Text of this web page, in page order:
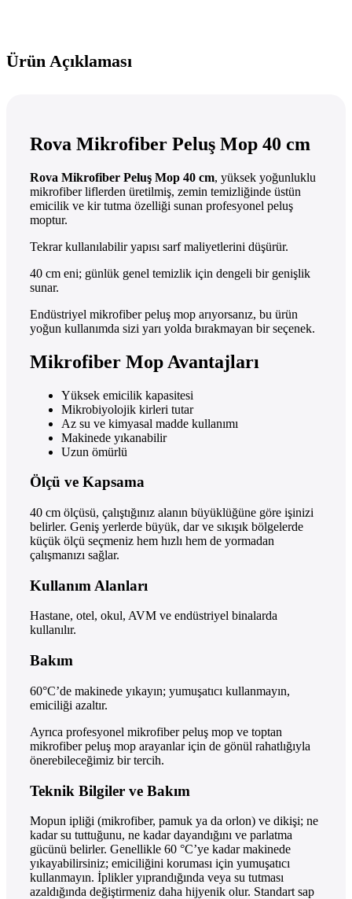
Ürün Açıklaması
Rova Mikrofiber Peluş Mop 40 cm
Rova Mikrofiber Peluş Mop 40 cm, yüksek yoğunluklu
mikrofiber liflerden üretilmiş, zemin temizliğinde üstün
emicilik ve kir tutma özelliği sunan profesyonel peluş
moptur.
Tekrar kullanılabilir yapısı sarf maliyetlerini düşürür.
40 cm eni; günlük genel temizlik için dengeli bir genişlik
sunar.
Endüstriyel mikrofiber peluş mop arıyorsanız, bu ürün
yoğun kullanımda sizi yarı yolda bırakmayan bir seçenek.
Mikrofiber Mop Avantajları
Yüksek emicilik kapasitesi
Mikrobiyolojik kirleri tutar
Az su ve kimyasal madde kullanımı
Makinede yıkanabilir
Uzun ömürlü
Ölçü ve Kapsama
40 cm ölçüsü, çalıştığınız alanın büyüklüğüne göre işinizi
belirler. Geniş yerlerde büyük, dar ve sıkışık bölgelerde
küçük ölçü seçmeniz hem hızlı hem de yormadan
çalışmanızı sağlar.
Kullanım Alanları
Hastane, otel, okul, AVM ve endüstriyel binalarda
kullanılır.
Bakım
60°C’de makinede yıkayın; yumuşatıcı kullanmayın,
emiciliği azaltır.
Ayrıca profesyonel mikrofiber peluş mop ve toptan
mikrofiber peluş mop arayanlar için de gönül rahatlığıyla
önerebileceğimiz bir tercih.
Teknik Bilgiler ve Bakım
Mopun ipliği (mikrofiber, pamuk ya da orlon) ve dikişi; ne
kadar su tuttuğunu, ne kadar dayandığını ve parlatma
gücünü belirler. Genellikle 60 °C’ye kadar makinede
yıkayabilirsiniz; emiciliğini koruması için yumuşatıcı
kullanmayın. İplikler yıprandığında veya su tutması
azaldığında değiştirmeniz daha hijyenik olur. Standart sap